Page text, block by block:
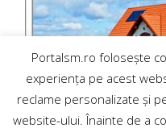
Portalsm.ro folosește
experiența pe acest
reclame personalizate și
website-ului. Înainte de a